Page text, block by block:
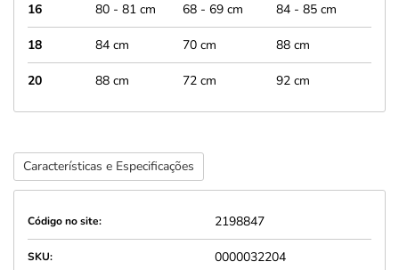
16 80 - 81 cm 68 - 69 cm 84 - 85 cm
18 84 cm 70 cm 88 cm
20 88 cm 72 cm 92 cm
Características e Especificações
Código no site: 2198847
SKU: 0000032204